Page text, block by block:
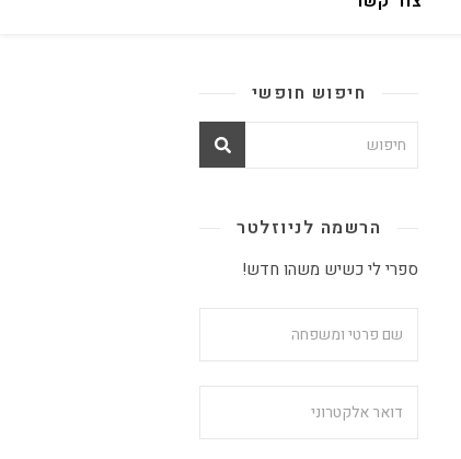
חיפוש חופשי
הרשמה לניוזלטר
ספרי לי כשיש משהו חדש!